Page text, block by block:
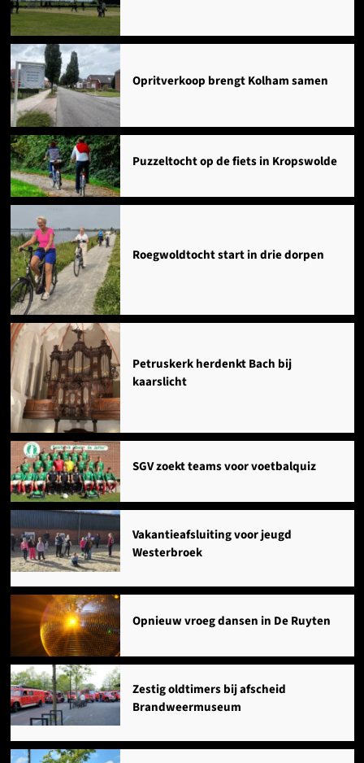
Opritverkoop brengt Kolham samen
Puzzeltocht op de fiets in Kropswolde
Roegwoldtocht start in drie dorpen
Petruskerk herdenkt Bach bij
kaarslicht
SGV zoekt teams voor voetbalquiz
Vakantieafsluiting voor jeugd
Westerbroek
Opnieuw vroeg dansen in De Ruyten
Zestig oldtimers bij afscheid
Brandweermuseum